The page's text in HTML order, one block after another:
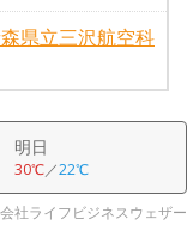
県立三沢航空科
明日
30℃／22℃
社ライフビジネスウェザー